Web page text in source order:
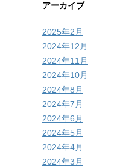
アーカイブ
2025年2月
2024年12月
2024年11月
2024年10月
2024年8月
2024年7月
2024年6月
2024年5月
2024年4月
2024年3月